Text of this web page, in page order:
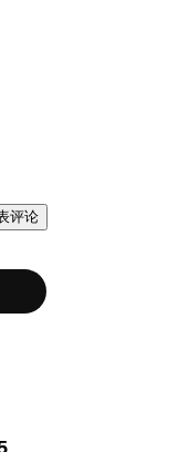
评论